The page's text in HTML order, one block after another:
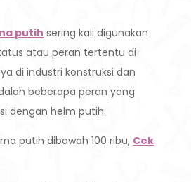
putih sering kali digunakan
atau peran tertentu di
di industri konstruksi dan
beberapa peran yang
dengan helm putih:
putih dibawah 100 ribu, Cek